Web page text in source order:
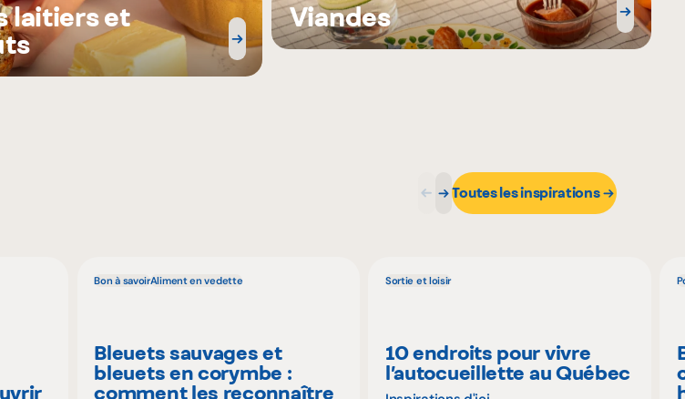
laitiers et
Viandes
Toutes les inspirations
Bon à savoirAliment en vedette
Bleuets sauvages et
bleuets en corymbe :
comment les reconnaître
Sortie et loisir
10 endroits pour vivre
l’autocueillette au Québec